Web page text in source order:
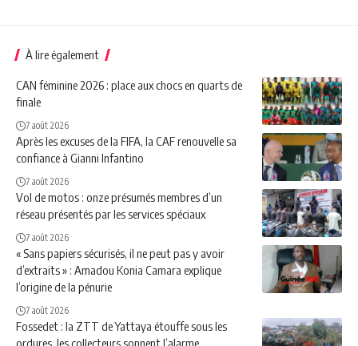
À lire également
CAN féminine 2026 : place aux chocs en quarts de
finale
7 août 2026
Après les excuses de la FIFA, la CAF renouvelle sa
confiance à Gianni Infantino
7 août 2026
Vol de motos : onze présumés membres d’un
réseau présentés par les services spéciaux
7 août 2026
« Sans papiers sécurisés, il ne peut pas y avoir
d’extraits » : Amadou Konia Camara explique
l’origine de la pénurie
7 août 2026
Fossedet : la ZTT de Yattaya étouffe sous les